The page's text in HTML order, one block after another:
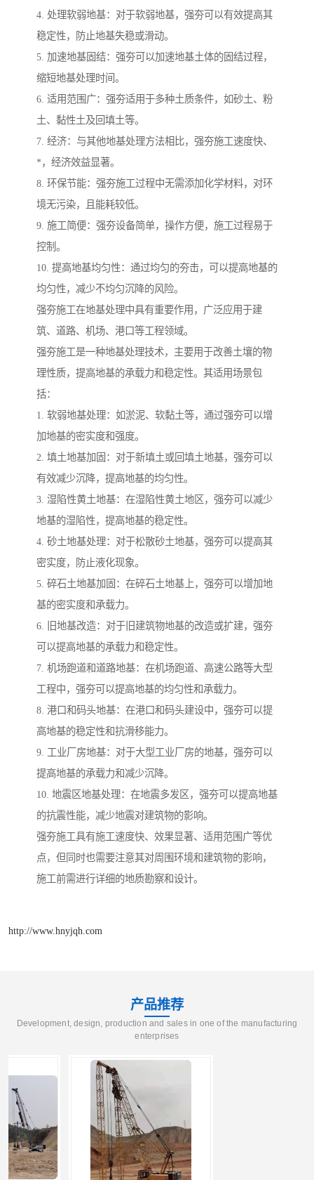
4. 处理软弱地基：对于软弱地基，强夯可以有效提高其
稳定性，防止地基失稳或滑动。
5. 加速地基固结：强夯可以加速地基土体的固结过程，
缩短地基处理时间。
6. 适用范围广：强夯适用于多种土质条件，如砂土、粉
土、黏性土及回填土等。
7. 经济：与其他地基处理方法相比，强夯施工速度快、
*，经济效益显著。
8. 环保节能：强夯施工过程中无需添加化学材料，对环
境无污染，且能耗较低。
9. 施工简便：强夯设备简单，操作方便，施工过程易于
控制。
10. 提高地基均匀性：通过均匀的夯击，可以提高地基的
均匀性，减少不均匀沉降的风险。
强夯施工在地基处理中具有重要作用，广泛应用于建
筑、道路、机场、港口等工程领域。
强夯施工是一种地基处理技术，主要用于改善土壤的物
理性质，提高地基的承载力和稳定性。其适用场景包
括：
1. 软弱地基处理：如淤泥、软黏土等，通过强夯可以增
加地基的密实度和强度。
2. 填土地基加固：对于新填土或回填土地基，强夯可以
有效减少沉降，提高地基的均匀性。
3. 湿陷性黄土地基：在湿陷性黄土地区，强夯可以减少
地基的湿陷性，提高地基的稳定性。
4. 砂土地基处理：对于松散砂土地基，强夯可以提高其
密实度，防止液化现象。
5. 碎石土地基加固：在碎石土地基上，强夯可以增加地
基的密实度和承载力。
6. 旧地基改造：对于旧建筑物地基的改造或扩建，强夯
可以提高地基的承载力和稳定性。
7. 机场跑道和道路地基：在机场跑道、高速公路等大型
工程中，强夯可以提高地基的均匀性和承载力。
8. 港口和码头地基：在港口和码头建设中，强夯可以提
高地基的稳定性和抗滑移能力。
9. 工业厂房地基：对于大型工业厂房的地基，强夯可以
提高地基的承载力和减少沉降。
10. 地震区地基处理：在地震多发区，强夯可以提高地基
的抗震性能，减少地震对建筑物的影响。
强夯施工具有施工速度快、效果显著、适用范围广等优
点，但同时也需要注意其对周围环境和建筑物的影响，
施工前需进行详细的地质勘察和设计。
http://www.hnyjqh.com
产品推荐
Development, design, production and sales in one of the manufacturing
enterprises